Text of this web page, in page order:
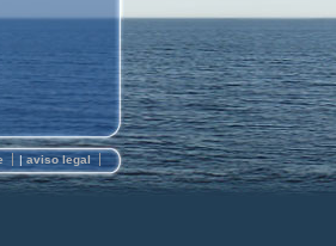
| aviso legal